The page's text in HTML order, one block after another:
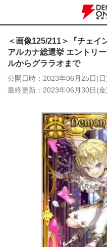
＜画像125/211＞『チェイ
アルカナ総選挙 エントリ
ルからグララオまで
公開日時
2023年06月25日(
最終更新
2023年06月30日(